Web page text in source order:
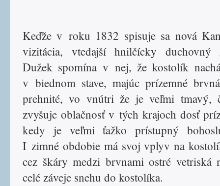
Keďže v roku 1832 spisuje sa nová
vizitácia, vtedajší hnilčícky duchovný
Dužek spomína v nej, že kostolík
v biednom stave, majúc prízemné
prehnité, vo vnútri že je veľmi tmavý,
zvyšuje oblačnosť v tých krajoch dosť
kedy je veľmi ťažko prístupný
I zimné obdobie má svoj vplyv na
cez škáry medzi brvnami ostré vetriská
celé záveje snehu do kostolíka.